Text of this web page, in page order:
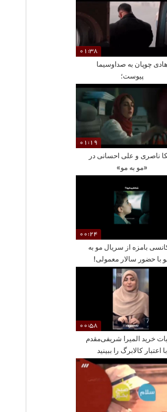
01:38
هادی چوپان به صداوسیما
پیوست؛
01:19
ناصری و علی احسانی در
«مو به مو»
00:24
بامزه از سریال مو به
با حضور سالار معمولی!
00:58
خرید المیرا شریفی‌مقدم
با اعتبار کالابرگ را ببینید